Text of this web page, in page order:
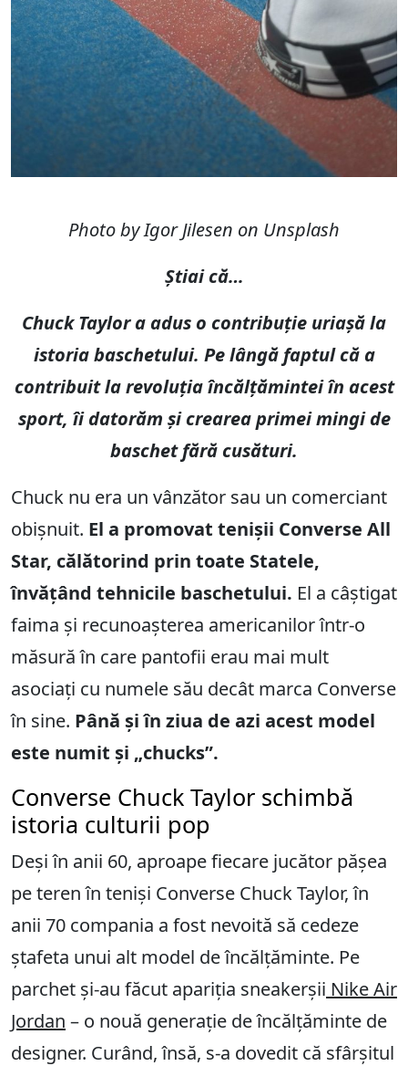
Photo by Igor Jilesen on Unsplash
Știai că…
Chuck Taylor a adus o contribuție uriașă la
istoria baschetului. Pe lângă faptul că a
contribuit la revoluția încălțămintei în acest
sport, îi datorăm și crearea primei mingi de
baschet fără cusături.
Chuck nu era un vânzător sau un comerciant
obișnuit. El a promovat tenișii Converse All
Star, călătorind prin toate Statele,
învățând tehnicile baschetului. El a câștigat
faima și recunoașterea americanilor într-o
măsură în care pantofii erau mai mult
asociați cu numele său decât marca Converse
în sine. Până și în ziua de azi acest model
este numit și „chucks”.
Converse Chuck Taylor schimbă
istoria culturii pop
Deși în anii 60, aproape fiecare jucător pășea
pe teren în teniși Converse Chuck Taylor, în
anii 70 compania a fost nevoită să cedeze
ștafeta unui alt model de încălțăminte. Pe
parchet și-au făcut apariția sneakerșii Nike Air
Jordan – o nouă generație de încălțăminte de
designer. Curând, însă, s-a dovedit că sfârșitul